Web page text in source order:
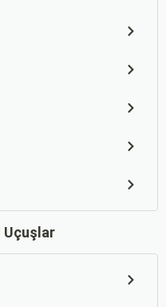
Uçuşlar